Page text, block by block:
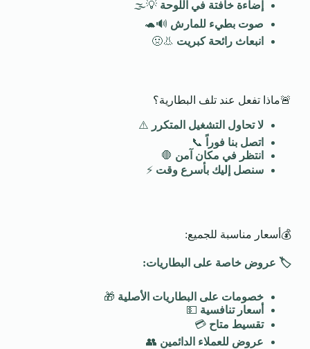
إضاءة خافتة في اللوحة 💡🌫️
صوت بطيء للمارش 🔊🐢
انبعاث رائحة كبريت 👃🤢
🚨ماذا تفعل عند تلف البطارية؟
لا تحاول التشغيل المتكرر ⚠️
اتصل بنا فوراً
📞
انتظر في مكان آمن 🛑
سنصل إليك بأسرع وقت ⚡
💰أسعار مناسبة للجميع:
🏷️ عروض خاصة على البطاريات:
خصومات على البطاريات الأصلية 🎁
أسعار تنافسية 💵
تقسيط متاح 💳
عروض للعملاء الدائمين 👥